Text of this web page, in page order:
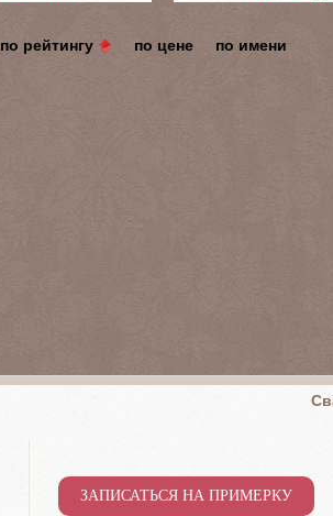
по рейтингу по цене по имени
ЗАПИСАТЬСЯ НА ПРИМЕРКУ